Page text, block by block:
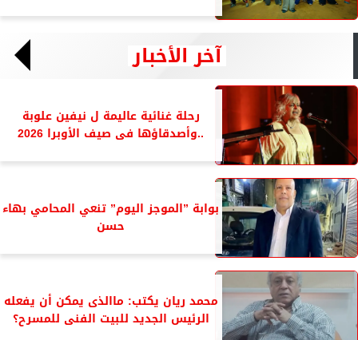
آخر الأخبار
رحلة غنائية عاليمة ل نيفين علوبة
..وأصدقاؤها فى صيف الأوبرا 2026
بوابة ”الموجز اليوم” تنعي المحامي بهاء
حسن
محمد ريان يكتب: ماالذى يمكن أن يفعله
الرئيس الجديد للبيت الفنى للمسرح؟